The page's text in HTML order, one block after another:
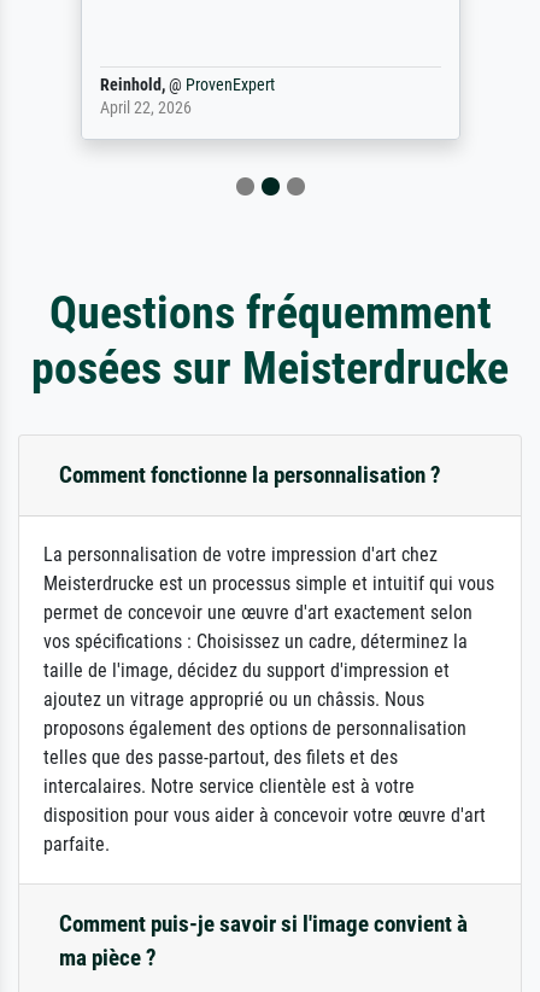
Reinhold,@ ProvenExpert
April 22, 2026
Questions fréquemment
posées sur Meisterdrucke
Comment fonctionne la personnalisation ?
La personnalisation de votre impression d'art chez
Meisterdrucke est un processus simple et intuitif qui vous
permet de concevoir une œuvre d'art exactement selon
vos spécifications : Choisissez un cadre, déterminez la
taille de l'image, décidez du support d'impression et
ajoutez un vitrage approprié ou un châssis. Nous
proposons également des options de personnalisation
telles que des passe-partout, des filets et des
intercalaires. Notre service clientèle est à votre
disposition pour vous aider à concevoir votre œuvre d'art
parfaite.
Comment puis-je savoir si l'image convient à
ma pièce ?